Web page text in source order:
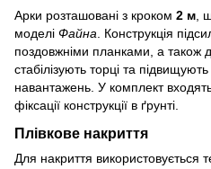
Арки розташовані з кроком 2 м,
моделі Файна. Конструкція
поздовжніми планками, а також
стабілізують торці та підвищують
навантажень. У комплект
фіксації конструкції в ґрунті.
Плівкове накриття
Для накриття використовується